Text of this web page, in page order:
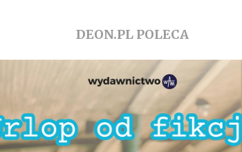
DEON.PL POLECA